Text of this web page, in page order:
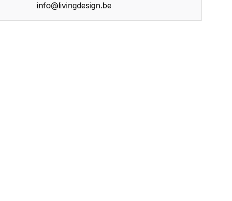
info@livingdesign.be